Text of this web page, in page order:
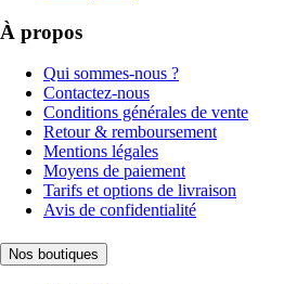
À propos
Qui sommes-nous ?
Contactez-nous
Conditions générales de vente
Retour & remboursement
Mentions légales
Moyens de paiement
Tarifs et options de livraison
Avis de confidentialité
Nos boutiques